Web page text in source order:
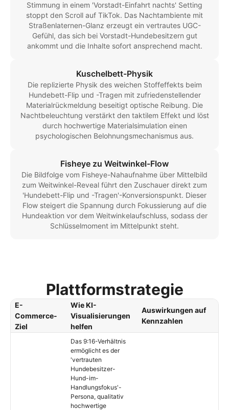
Stimmung in einem 'Vorstadt-Einfahrt nachts' Setting
stoppt den Scroll auf TikTok. Das Nachtambiente mit
Straßenlaternen-Glanz erzeugt ein vertrautes UGC-
Gefühl, das sich bei Vorstadt-Hundebesitzern gut
ankommt und die Inhalte sofort ansprechend macht.
Kuschelbett-Physik
Die replizierte Physik des weichen Stoffeffekts beim
Hundebett-Flip und -Tragen mit zufriedenstellender
Materialrückmeldung beseitigt optische Reibung. Die
Nachtbeleuchtung verstärkt den taktilem Effekt und löst
durch hochwertige Materialsimulation einen
psychologischen Belohnungsmechanismus aus.
Fisheye zu Weitwinkel-Flow
Die Bildfolge vom Fisheye-Nahaufnahme über Mittelbild
zum Weitwinkel-Reveal führt den Zuschauer direkt zum
'Hundebett-Flip und -Tragen'-Konversionspunkt. Dieser
Flow steigert die Spannung durch Fokussierung auf die
Hundeaktion vor dem Weitwinkelaufschluss, sodass der
Schlüsselmoment im Mittelpunkt steht.
Plattformstrategie
E-
Commerce-
Ziel
Wie KI-
Visualisierungen
helfen
Auswirkungen auf
Kennzahlen
Das 9:16-Verhältnis
ermöglicht es der
'vertrauten
Hundebesitzer-
Hund-im-
Handlungsfokus'-
Persona, qualitativ
hochwertige